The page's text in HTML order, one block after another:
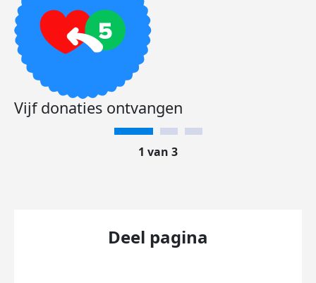
Vijf donaties ontvangen
1 van 3
Deel pagina